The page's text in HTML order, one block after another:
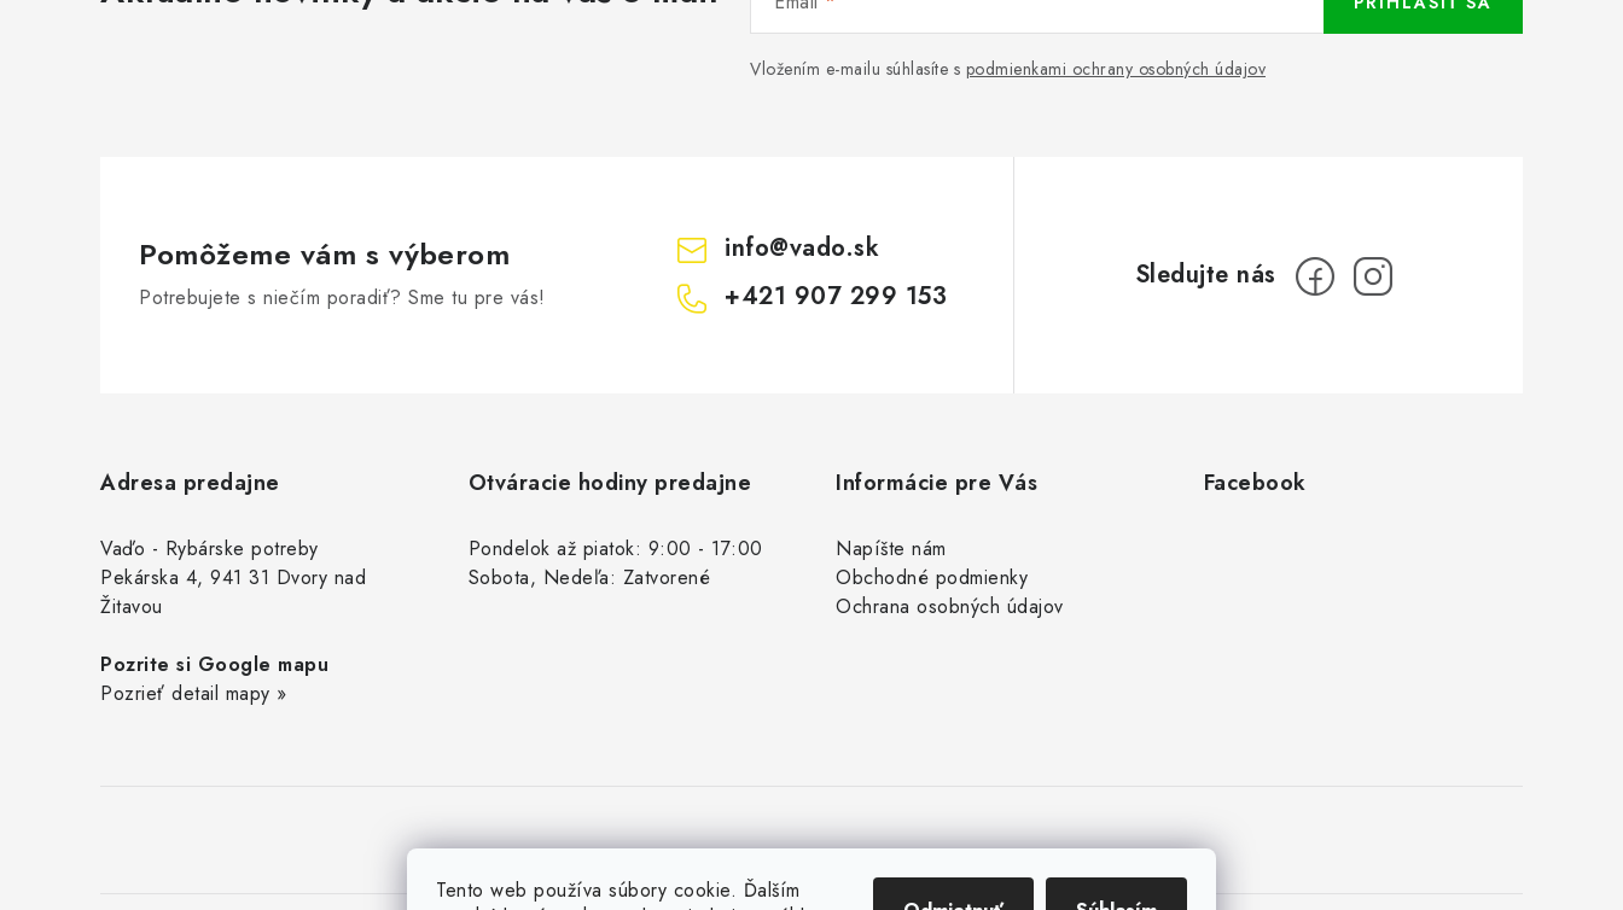
Tento web používa súbory cookie. Ďalším
Vložením e-mailu súhlasíte s podmienkami ochrany osobných údajov
Pomôžeme vám s výberom
Potrebujete s niečím poradiť? Sme tu pre vás!
info@vado.sk
+421 907 299 153
Adresa predajne
Vaďo - Rybárske potreby
Pekárska 4, 941 31 Dvory nad
Žitavou
Pozrite si Google mapu
Pozrieť detail mapy »
Otváracie hodiny predajne
Pondelok až piatok: 9:00 - 17:00
Sobota, Nedeľa: Zatvorené
Informácie pre Vás
Napíšte nám
Obchodné podmienky
Ochrana osobných údajov
Facebook